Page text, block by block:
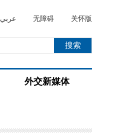
عربي 无障碍 关怀版
外交新媒体